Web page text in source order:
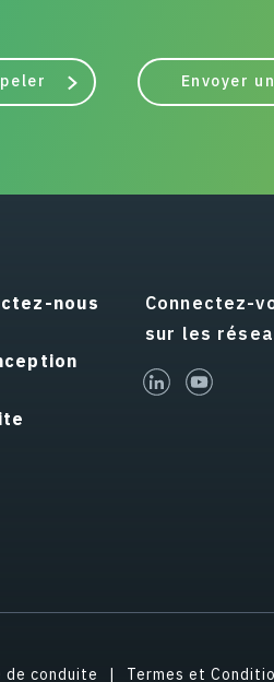
Envoyer
nous
Connectez-
sur les
linked-in
de conduite Termes et